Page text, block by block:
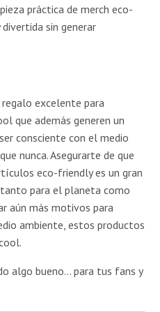
práctica de merch eco-
sin generar
excelente para
que además generen un
consciente con el medio
nunca. Asegurarte de que
eco-friendly es un gran
para el planeta como
aún más motivos para
ambiente, estos productos
algo bueno… para tus fans y